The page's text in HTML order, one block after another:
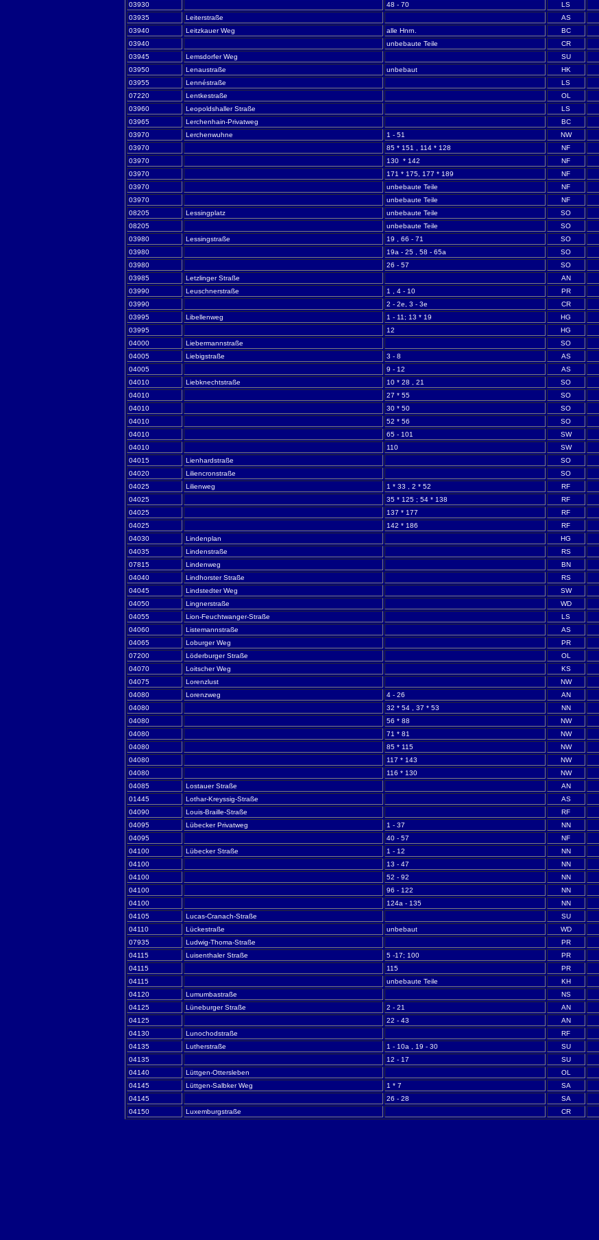
03930
48 - 70 LS
03935
Leiterstraße AS
03940
Leitzkauer Weg alle Hnrn. BC
03940
unbebaute Teile CR
03945
Lemsdorfer Weg SU
03950
Lenaustraße unbebaut HK
03955
Lennéstraße LS
07220
Lentkestraße OL
03960
Leopoldshaller Straße LS
03965
Lerchenhain-Privatweg BC
03970
Lerchenwuhne 1 - 51 NW
03970
85 * 151 , 114 * 128 NF
03970
130 * 142 NF
03970
171 * 175, 177 * 189 NF
03970
unbebaute Teile NF
03970
unbebaute Teile NF
08205
Lessingplatz unbebaute Teile SO
08205
unbebaute Teile SO
03980
Lessingstraße 19 , 66 - 71 SO
03980
19a - 25 , 58 - 65a SO
03980
26 - 57 SO
03985
Letzlinger Straße AN
03990
Leuschnerstraße 1 , 4 - 10 PR
03990
2 - 2e, 3 - 3e CR
03995
Libellenweg 1 - 11; 13 * 19 HG
03995
12 HG
04000
Liebermannstraße SO
04005
Liebigstraße 3 - 8 AS
04005
9 - 12 AS
04010
Liebknechtstraße 10 * 28 , 21 SO
04010
27 * 55 SO
04010
30 * 50 SO
04010
52 * 56 SO
04010
65 - 101 SW
04010
110 SW
04015
Lienhardstraße SO
04020
Liliencronstraße SO
04025
Lilienweg 1 * 33 , 2 * 52 RF
04025
35 * 125 ; 54 * 138 RF
04025
137 * 177 RF
04025
142 * 186 RF
04030
Lindenplan HG
04035
Lindenstraße RS
07815
Lindenweg BN
04040
Lindhorster Straße RS
04045
Lindstedter Weg SW
04050
Lingnerstraße WD
04055
Lion-Feuchtwanger-Straße LS
04060
Listemannstraße AS
04065
Loburger Weg PR
07200
Löderburger Straße OL
04070
Loitscher Weg KS
04075
Lorenzlust NW
04080
Lorenzweg 4 - 26 AN
04080
32 * 54 , 37 * 53 NN
04080
56 * 88 NW
04080
71 * 81 NW
04080
85 * 115 NW
04080
117 * 143 NW
04080
116 * 130 NW
04085
Lostauer Straße AN
01445
Lothar-Kreyssig-Straße AS
04090
Louis-Braille-Straße RF
04095
Lübecker Privatweg 1 - 37 NN
04095
40 - 57 NF
04100
Lübecker Straße 1 - 12 NN
04100
13 - 47 NN
04100
52 - 92 NN
04100
96 - 122 NN
04100
124a - 135 NN
04105
Lucas-Cranach-Straße SU
04110
Lückestraße unbebaut WD
07935
Ludwig-Thoma-Straße PR
04115
Luisenthaler Straße 5 -17; 100 PR
04115
115 PR
04115
unbebaute Teile KH
04120
Lumumbastraße NS
04125
Lüneburger Straße 2 - 21 AN
04125
22 - 43 AN
04130
Lunochodstraße RF
04135
Lutherstraße 1 - 10a , 19 - 30 SU
04135
12 - 17 SU
04140
Lüttgen-Ottersleben OL
04145
Lüttgen-Salbker Weg 1 * 7 SA
04145
26 - 28 SA
04150
Luxemburgstraße CR